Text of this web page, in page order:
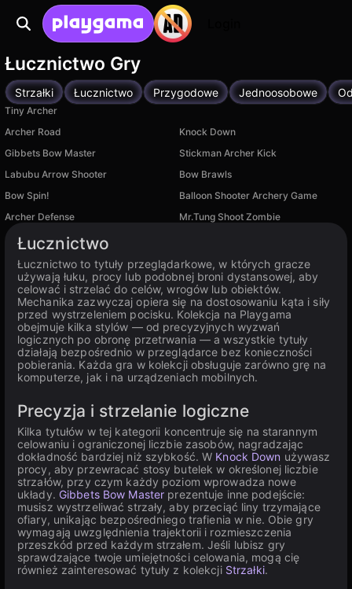
Łucznictwo Gry
Strzałki Łucznictwo Przygodowe Jednoosobowe
Tiny Archer
Archer Road
Knock Down
Gibbets Bow Master
Stickman Archer Kick
Labubu Arrow Shooter
Bow Brawls
Bow Spin!
Balloon Shooter Archery Game
Archer Defense
Mr.Tung Shoot Zombie
Łucznictwo
Łucznictwo to tytuły przeglądarkowe, w których gracze
używają łuku, procy lub podobnej broni dystansowej, aby
celować i strzelać do celów, wrogów lub obiektów.
Mechanika zazwyczaj opiera się na dostosowaniu kąta i siły
przed wystrzeleniem pocisku. Kolekcja na Playgama
obejmuje kilka stylów — od precyzyjnych wyzwań
logicznych po obronę przetrwania — a wszystkie tytuły
działają bezpośrednio w przeglądarce bez konieczności
pobierania. Każda gra w kolekcji obsługuje zarówno grę na
komputerze, jak i na urządzeniach mobilnych.
Precyzja i strzelanie logiczne
Kilka tytułów w tej kategorii koncentruje się na starannym
celowaniu i ograniczonej liczbie zasobów, nagradzając
dokładność bardziej niż szybkość. W Knock Down używasz
procy, aby przewracać stosy butelek w określonej liczbie
strzałów, przy czym każdy poziom wprowadza nowe
układy. Gibbets Bow Master prezentuje inne podejście:
musisz wystrzeliwać strzały, aby przeciąć liny trzymające
ofiary, unikając bezpośredniego trafienia w nie. Obie gry
wymagają uwzględnienia trajektorii i rozmieszczenia
przeszkód przed każdym strzałem. Jeśli lubisz gry
sprawdzające twoje umiejętności celowania, mogą cię
również zainteresować tytuły z kolekcji Strzałki.